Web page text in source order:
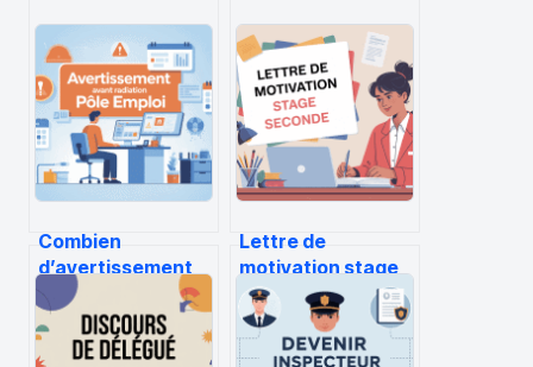
Combien
d’avertissement
avant radiation
pôle emploi :
règles, délais et
Lettre de
motivation stage
seconde : modèle,
conseils et
exemples